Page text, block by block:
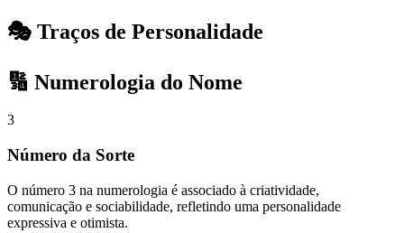
🎭 Traços de Personalidade
🔢 Numerologia do Nome
3
Número da Sorte
O número 3 na numerologia é associado à criatividade,
comunicação e sociabilidade, refletindo uma personalidade
expressiva e otimista.